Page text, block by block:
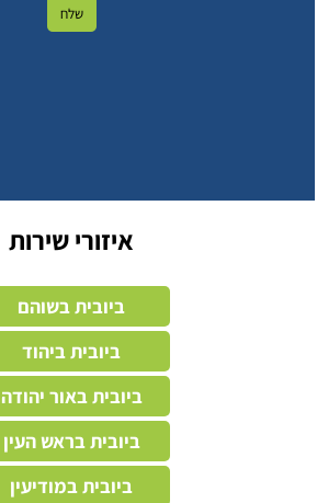
איזורי שירות
ביובית בשוהם
ביובית ביהוד
ביובית באור יהודה
ביובית בראש העין
ביובית במודיעין